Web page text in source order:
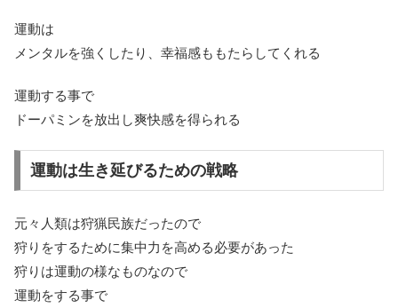
運動は
メンタルを強くしたり、幸福感ももたらしてくれる
運動する事で
ドーパミンを放出し爽快感を得られる
運動は生き延びるための戦略
元々人類は狩猟民族だったので
狩りをするために集中力を高める必要があった
狩りは運動の様なものなので
運動をする事で